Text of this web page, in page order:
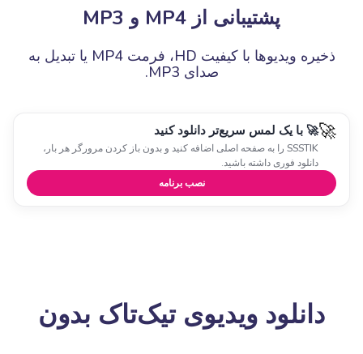
پشتیبانی از MP4 و MP3
ذخیره ویدیوها با کیفیت HD، فرمت MP4 یا تبدیل به
صدای MP3.
🚀🚀 با یک لمس سریع‌تر دانلود کنید
SSSTIK را به صفحه اصلی اضافه کنید و بدون باز کردن مرورگر هر بار،
دانلود فوری داشته باشید.
نصب برنامه
دانلود ویدیوی تیک‌تاک بدون